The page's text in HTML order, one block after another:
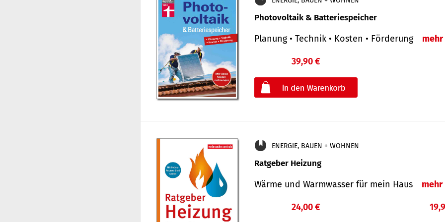
Photovoltaik & Batteriespeicher
Planung • Technik • Kosten • Förderung mehr
39,90 €
ENERGIE, BAUEN + WOHNEN
Ratgeber Heizung
Wärme und Warmwasser für mein Haus mehr
24,00 €